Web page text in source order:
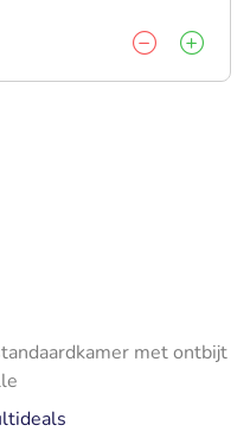
met ontbijt